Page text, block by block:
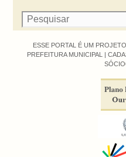
ESSE PORTAL É UM
PREFEITURA MUNICIPAL |